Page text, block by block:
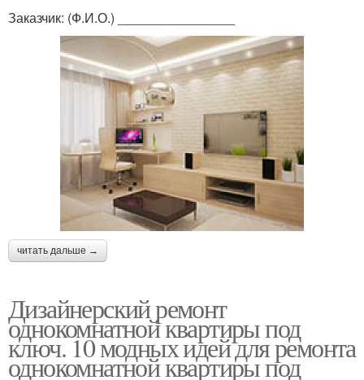
Заказчик: (Ф.И.О.) ________________
читать дальше →
Дизайнерский ремонт
однокомнатной квартиры под
ключ. 10 модных идей для ремонта
однокомнатной квартиры под